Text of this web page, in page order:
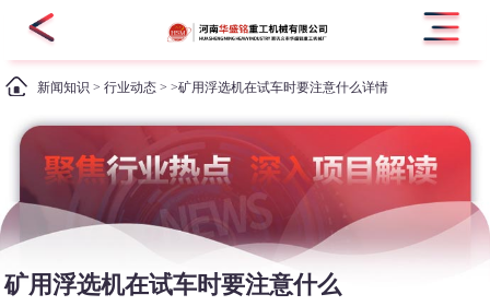
新闻知识 >行业动态 > >矿用浮选机在试车时要注意什么详情
矿用浮选机在试车时要注意什么